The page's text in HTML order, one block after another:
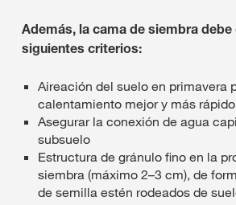
Además, la cama de siembra
siguientes criterios:
Aireación del suelo en primavera
calentamiento mejor y más rápido
Asegurar la conexión de agua
subsuelo
Estructura de gránulo fino en la
siembra (máximo 2–3 cm), de
de semilla estén rodeados de